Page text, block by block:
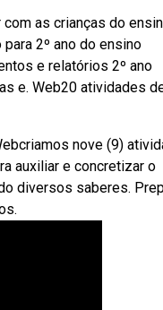
as crianças do
2º ano do ensino
e relatórios 2º ano
e. Web20 atividades
nove (9)
auxiliar e concretizar o
diversos saberes.